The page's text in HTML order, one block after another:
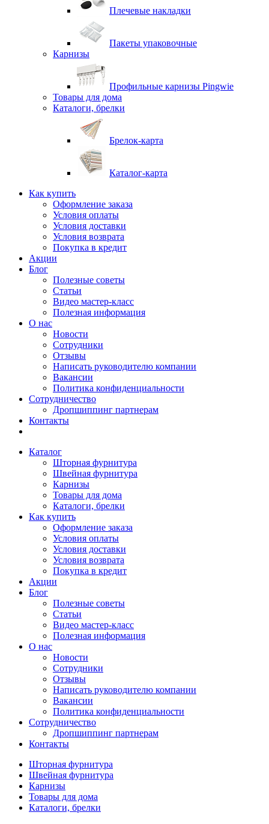
Плечевые накладки
Пакеты упаковочные
Карнизы
Профильные карнизы Pingwie
Товары для дома
Каталоги, брелки
Брелок-карта
Каталог-карта
Как купить
Оформление заказа
Условия оплаты
Условия доставки
Условия возврата
Покупка в кредит
Акции
Блог
Полезные советы
Статьи
Видео мастер-класс
Полезная информация
О нас
Новости
Сотрудники
Отзывы
Написать руководителю компании
Вакансии
Политика конфиденциальности
Сотрудничество
Дропшиппинг партнерам
Контакты
Каталог
Шторная фурнитура
Швейная фурнитура
Карнизы
Товары для дома
Каталоги, брелки
Как купить
Оформление заказа
Условия оплаты
Условия доставки
Условия возврата
Покупка в кредит
Акции
Блог
Полезные советы
Статьи
Видео мастер-класс
Полезная информация
О нас
Новости
Сотрудники
Отзывы
Написать руководителю компании
Вакансии
Политика конфиденциальности
Сотрудничество
Дропшиппинг партнерам
Контакты
Шторная фурнитура
Швейная фурнитура
Карнизы
Товары для дома
Каталоги, брелки